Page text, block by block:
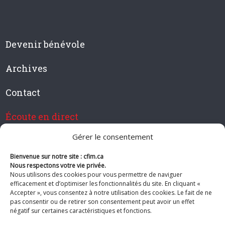
Gérer le consentement
Bienvenue sur notre site : cfim.ca
Nous respectons votre vie privée.
Nous utilisons des cookies pour vous permettre de naviguer
efficacement et d’optimiser les fonctionnalités du site. En cliquant «
Accepter », vous consentez à notre utilisation des cookies. Le fait de ne
pas consentir ou de retirer son consentement peut avoir un effet
négatif sur certaines caractéristiques et fonctions.
Devenir bénévole
Archives
Contact
Écoute en direct
Devenir membre de CFIM
Suivez-nous